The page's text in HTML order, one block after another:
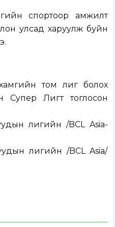
спортоор амжилт
улсад харуулж буйн
том лиг болох
Супер Лигт тоглосон
лигийн /BCL Asia-
лигийн /BCL Asia/